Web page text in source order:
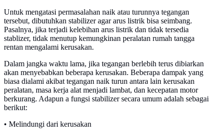
Untuk mengatasi permasalahan naik atau turunnya tegangan
tersebut, dibutuhkan stabilizer agar arus listrik bisa seimbang.
Pasalnya, jika terjadi kelebihan arus listrik dan tidak tersedia
stablizer, tidak menutup kemungkinan peralatan rumah tangga
rentan mengalami kerusakan.
Dalam jangka waktu lama, jika tegangan berlebih terus dibiarkan
akan menyebabkan beberapa kerusakan. Beberapa dampak yang
biasa dialami akibat tegangan naik turun antara lain kerusakan
peralatan, masa kerja alat menjadi lambat, dan kecepatan motor
berkurang. Adapun a fungsi stabilizer secara umum adalah sebagai
berikut:
• Melindungi dari kerusakan